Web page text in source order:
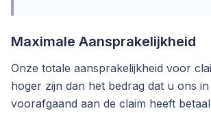
Maximale Aansprakelijkheid
Onze totale aansprakelijkheid voor
hoger zijn dan het bedrag dat u ons in
voorafgaand aan de claim heeft